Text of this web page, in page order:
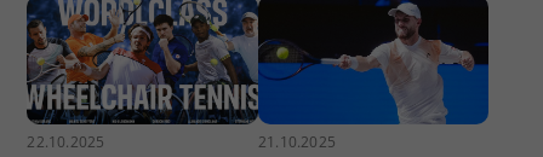
22.10.2025 21.10.2025